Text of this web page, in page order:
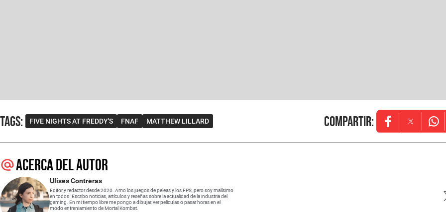
Tags: FIVE NIGHTS AT FREDDY'S FNAF MATTHEW LILLARD Compartir: Opens in new
Opens in
Acerca del autor
Ulises Contreras
Editor y redactor desde 2020. Amo los juegos de peleas y los FPS, pero soy malísimo
en todos. Escribo noticias, artículos y reseñas sobre la actualidad de la industria del
gaming. En mi tiempo libre me pongo a dibujar, ver películas o pasar horas en el
modo entreniamiento de Mortal Kombat.